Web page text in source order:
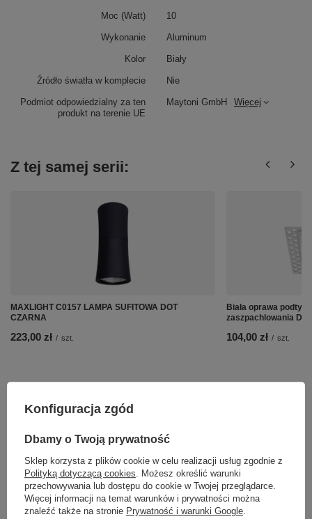
Podmiot odpowiedzialny za ten
produkt na terenie UE
Maytoni GmbH Więcej
Moc (Watt) 10
Wykonanie Aluminum
Kolor Biały
Źródło światła w komplecie Nie
Z tej samej serii:
MAXLIGHT C0157 LAMPA SUFITOWA DOT
CZARNA
223,00 zł / szt.
Biała oprawa
zaszpachlowania Dot
104,00 zł / szt.
Konfiguracja zgód
Dbamy o Twoją prywatność
Sklep korzysta z plików cookie w celu realizacji usług zgodnie z
Polityką dotyczącą cookies. Możesz określić warunki
przechowywania lub dostępu do cookie w Twojej przeglądarce.
Więcej informacji na temat warunków i prywatności można
znaleźć także na stronie Prywatność i warunki Google.